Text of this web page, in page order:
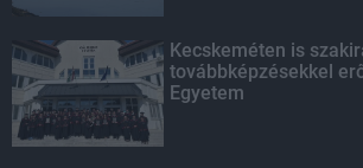
Kecskeméten is
továbbképzésekkel
Egyetem